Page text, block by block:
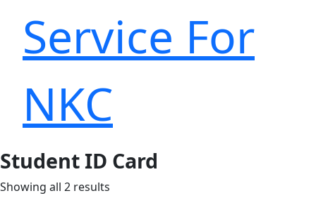
Service For
NKC
Student ID Card
Showing all 2 results